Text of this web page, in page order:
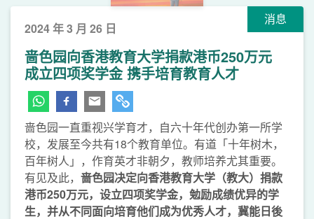
消息
2024 年 3 月 26 日
啬色园向香港教育大学捐款港币250万元
成立四项奖学金 携手培育教育人才
啬色园一直重视兴学育才，自六十年代创办第一所学
校，发展至今共有18个教育单位。有道「十年树木，
百年树人」，作育英才非朝夕，教师培养尤其重要。
有见及此， 啬色园决定向香港教育大学（教大） 捐款
港币250万元，设立四项奖学金，勉励成绩优异的学
生，并从不同面向培育他们成为优秀人才，冀能日後